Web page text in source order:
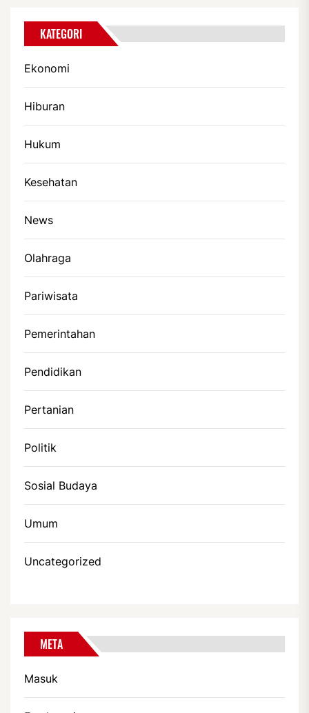
KATEGORI
Ekonomi
Hiburan
Hukum
Kesehatan
News
Olahraga
Pariwisata
Pemerintahan
Pendidikan
Pertanian
Politik
Sosial Budaya
Umum
Uncategorized
META
Masuk